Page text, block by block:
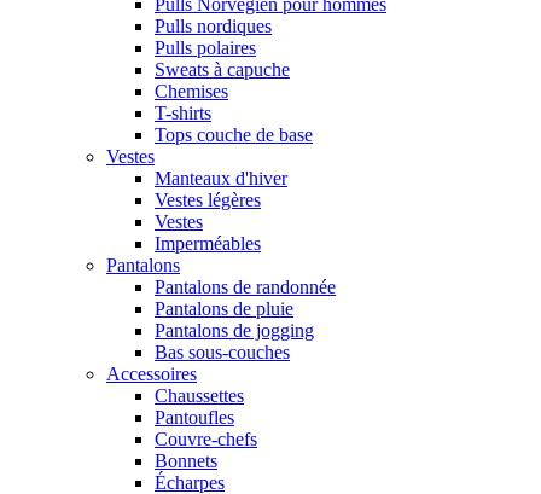
Pulls Norvégien pour hommes
Pulls nordiques
Pulls polaires
Sweats à capuche
Chemises
T-shirts
Tops couche de base
Vestes
Manteaux d'hiver
Vestes légères
Vestes
Imperméables
Pantalons
Pantalons de randonnée
Pantalons de pluie
Pantalons de jogging
Bas sous-couches
Accessoires
Chaussettes
Pantoufles
Couvre-chefs
Bonnets
Écharpes